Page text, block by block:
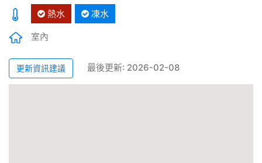
熱水 凍水
室內
更新資訊建議 最後更新: 2026-02-08